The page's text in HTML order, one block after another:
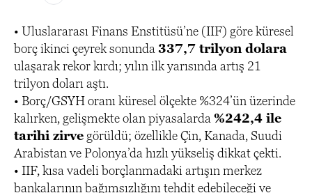
• Uluslararası Finans Enstitüsü’ne (IIF) göre küresel
borç ikinci çeyrek sonunda337,7 trilyon dolara
ulaşarak rekor kırdı; yılın ilk yarısında artış 21
trilyon doları aştı.
• Borç/GSYH oranı küresel ölçekte %324’ün üzerinde
kalırken, gelişmekte olan piyasalarda%242,4 ile
tarihi zirve görüldü; özellikle Çin, Kanada, Suudi
Arabistan ve Polonya’da hızlı yükseliş dikkat çekti.
• IIF, kısa vadeli borçlanmadaki artışın merkez
bankalarının bağımsızlığını tehdit edebileceği ve